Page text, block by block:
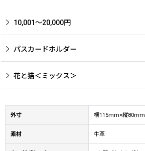
10,001〜20,000円
パスカードホルダー
花と猫＜ミックス＞
外寸 横115mm×縦80mm
素材 牛革